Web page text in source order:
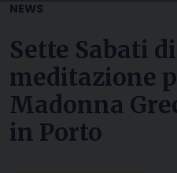
NEWS
Sette Sabati
meditazione
Madonna
in Porto